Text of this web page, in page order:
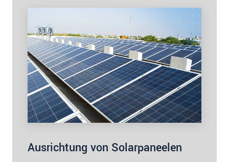
Ausrichtung von Solarpaneelen